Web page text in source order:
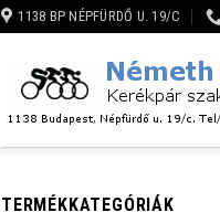
1138 BP NÉPFÜRDŐ U. 19/C
TERMÉKKATEGÓRIÁK